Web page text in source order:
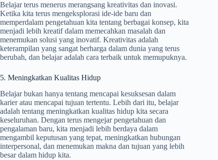
Belajar terus menerus merangsang kreativitas dan inovasi.
Ketika kita terus mengeksplorasi ide-ide baru dan
memperdalam pengetahuan kita tentang berbagai konsep, kita
menjadi lebih kreatif dalam memecahkan masalah dan
menemukan solusi yang inovatif. Kreativitas adalah
keterampilan yang sangat berharga dalam dunia yang terus
berubah, dan belajar adalah cara terbaik untuk memupuknya.
5. Meningkatkan Kualitas Hidup
Belajar bukan hanya tentang mencapai kesuksesan dalam
karier atau mencapai tujuan tertentu. Lebih dari itu, belajar
adalah tentang meningkatkan kualitas hidup kita secara
keseluruhan. Dengan terus mengejar pengetahuan dan
pengalaman baru, kita menjadi lebih berdaya dalam
mengambil keputusan yang tepat, meningkatkan hubungan
interpersonal, dan menemukan makna dan tujuan yang lebih
besar dalam hidup kita.